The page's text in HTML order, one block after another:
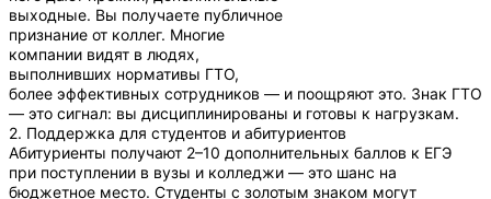
выходные. Вы получаете публичное
признание от коллег. Многие
компании видят в людях,
выполнивших нормативы ГТО,
более эффективных сотрудников — и поощряют это. Знак ГТО
— это сигнал: вы дисциплинированы и готовы к нагрузкам.
2. Поддержка для студентов и абитуриентов
Абитуриенты получают 2–10 дополнительных баллов к ЕГЭ
при поступлении в вузы и колледжи — это шанс на
бюджетное место. Студенты с золотым знаком могут